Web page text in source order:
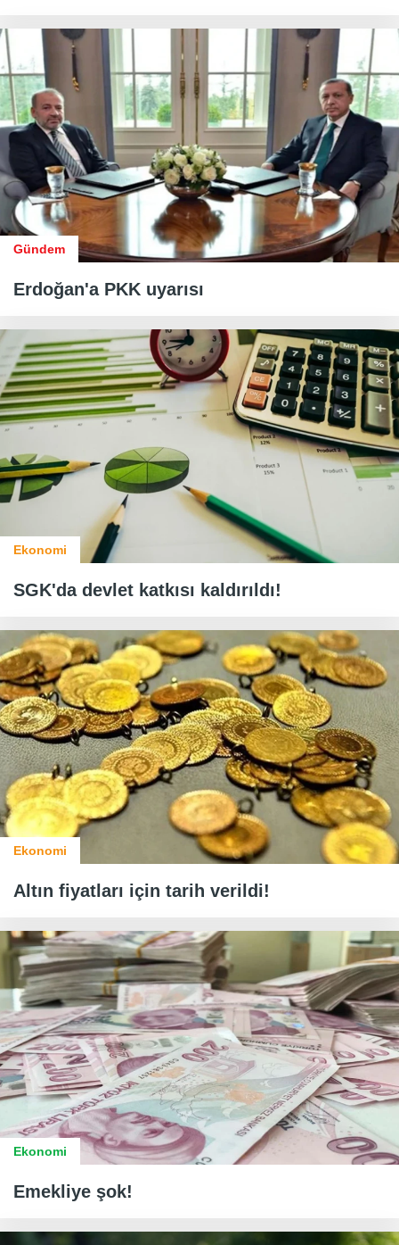
Gündem
Erdoğan'a PKK uyarısı
Ekonomi
SGK'da devlet katkısı kaldırıldı!
Ekonomi
Altın fiyatları için tarih verildi!
Ekonomi
Emekliye şok!